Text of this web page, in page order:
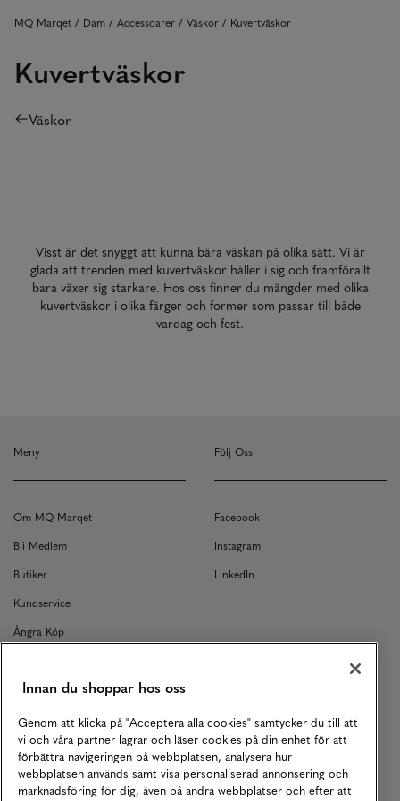
MQ Marqet Dam Accessoarer Väskor Kuvertväskor
Kuvertväskor
Väskor
Visst är det snyggt att kunna bära väskan på olika sätt. Vi är
glada att trenden med kuvertväskor håller i sig och framförallt
bara växer sig starkare. Hos oss finner du mängder med olika
kuvertväskor i olika färger och former som passar till både
vardag och fest.
Meny
Om MQ Marqet
Bli Medlem
Butiker
Kundservice
Ångra Köp
Returer
Köpvillkor
Karriär
Vårt Ansvar
Följ Oss
Facebook
Instagram
LinkedIn
Innan du shoppar hos oss
Genom att klicka på "Acceptera alla cookies" samtycker du till att
vi och våra partner lagrar och läser cookies på din enhet för att
förbättra navigeringen på webbplatsen, analysera hur
webbplatsen används samt visa personaliserad annonsering och
marknadsföring för dig, även på andra webbplatser och efter att